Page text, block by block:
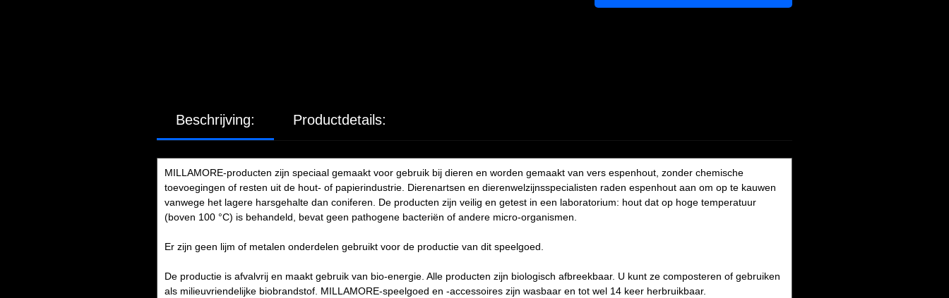
Beschrijving: Productdetails:
MILLAMORE-producten zijn speciaal gemaakt voor gebruik bij dieren en worden gemaakt van vers espenhout, zonder chemische
toevoegingen of resten uit de hout- of papierindustrie. Dierenartsen en dierenwelzijnsspecialisten raden espenhout aan om op te kauwen
vanwege het lagere harsgehalte dan coniferen. De producten zijn veilig en getest in een laboratorium: hout dat op hoge temperatuur
(boven 100 °C) is behandeld, bevat geen pathogene bacteriën of andere micro-organismen.
Er zijn geen lijm of metalen onderdelen gebruikt voor de productie van dit speelgoed.
De productie is afvalvrij en maakt gebruik van bio-energie. Alle producten zijn biologisch afbreekbaar. U kunt ze composteren of gebruiken
als milieuvriendelijke biobrandstof. MILLAMORE-speelgoed en -accessoires zijn wasbaar en tot wel 14 keer herbruikbaar.